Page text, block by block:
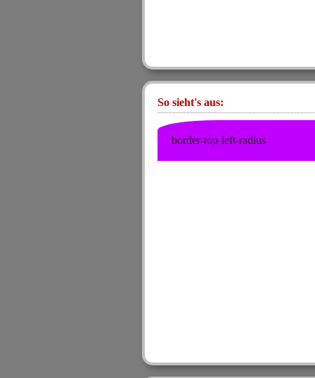
So sieht's aus:
border-top-left-radius